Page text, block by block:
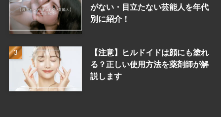
がない・目立たない芸能人を年代
別に紹介！
【注意】ヒルドイドは顔にも塗れ
る？正しい使用方法を薬剤師が解
説します